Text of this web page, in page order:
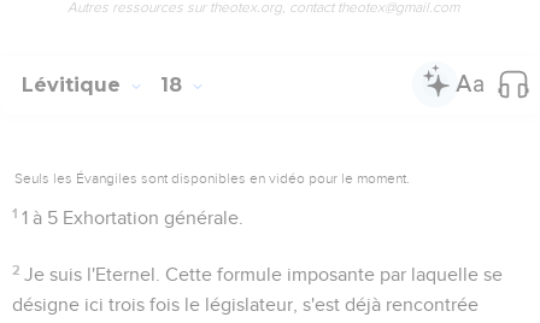
Autres ressources sur theotex.org, contact theotex@gmail.com
Lévitique 18
Seuls les Évangiles sont disponibles en vidéo pour le moment.
1 1 à 5 Exhortation générale.
2 Je suis l'Eternel . Cette formule imposante par laquelle se
désigne ici trois fois le législateur, s'est déjà rencontrée